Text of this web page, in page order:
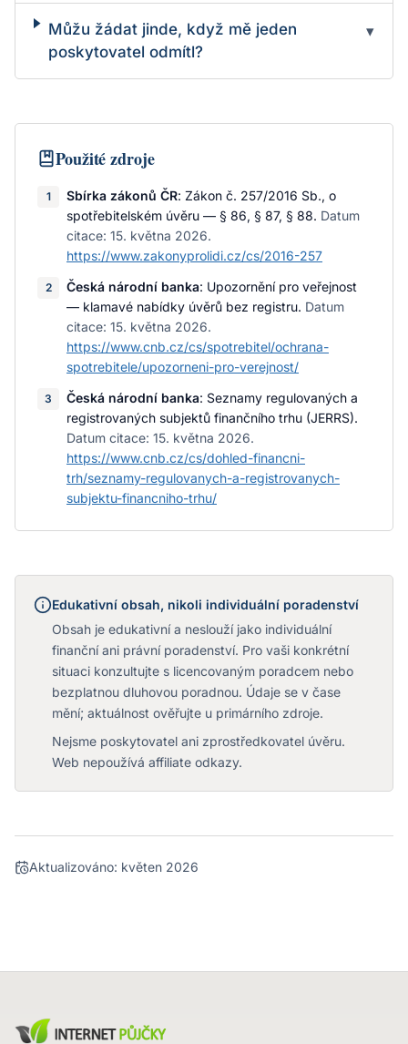
Můžu žádat jinde, když mě jeden
poskytovatel odmítl?
▾
Použité zdroje
1 Sbírka zákonů ČR: Zákon č. 257/2016 Sb., o
spotřebitelském úvěru — § 86, § 87, § 88. Datum
citace: 15. května 2026.
https://www.zakonyprolidi.cz/cs/2016-257
2 Česká národní banka: Upozornění pro veřejnost
— klamavé nabídky úvěrů bez registru. Datum
citace: 15. května 2026.
https://www.cnb.cz/cs/spotrebitel/ochrana-
spotrebitele/upozorneni-pro-verejnost/
3 Česká národní banka: Seznamy regulovaných a
registrovaných subjektů finančního trhu (JERRS).
Datum citace: 15. května 2026.
https://www.cnb.cz/cs/dohled-financni-
trh/seznamy-regulovanych-a-registrovanych-
subjektu-financniho-trhu/
Edukativní obsah, nikoli individuální poradenství
Obsah je edukativní a neslouží jako individuální
finanční ani právní poradenství. Pro vaši konkrétní
situaci konzultujte s licencovaným poradcem nebo
bezplatnou dluhovou poradnou. Údaje se v čase
mění; aktuálnost ověřujte u primárního zdroje.
Nejsme poskytovatel ani zprostředkovatel úvěru.
Web nepoužívá affiliate odkazy.
Aktualizováno: květen 2026